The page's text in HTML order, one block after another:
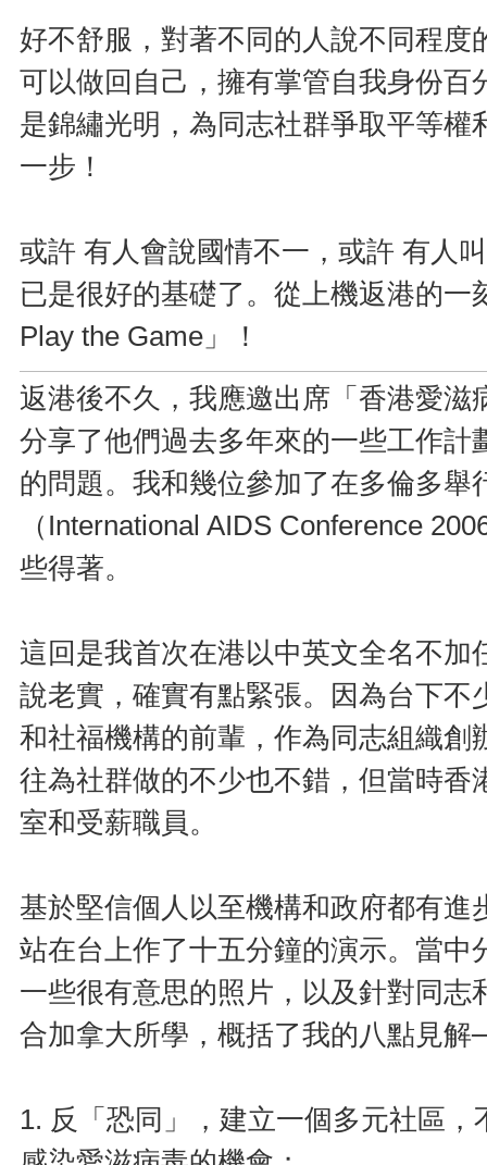
好不舒服，對著不同的人說不同程
可以做回自己，擁有掌管自我身份
是錦繡光明，為同志社群爭取平等
一步！
或許 有人會說國情不一，或許 有人
已是很好的基礎了。從上機返港的一
Play the Game」！
返港後不久，我應邀出席「香港愛滋
分享了他們過去多年來的一些工作計
的問題。我和幾位參加了在多倫多舉
（International AIDS Conference
些得著。
這回是我首次在港以中英文全名不加
說老實，確實有點緊張。因為台下不
和社福機構的前輩，作為同志組織創
往為社群做的不少也不錯，但當時
室和受薪職員。
基於堅信個人以至機構和政府都有
站在台上作了十五分鐘的演示。當
一些很有意思的照片，以及針對同
合加拿大所學，概括了我的八點見解
1. 反「恐同」，建立一個多元社區